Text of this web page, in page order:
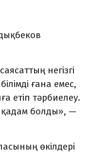
негізгі
ғана емес,
етіп тәрбиелеу.
қадам болды», —
өкілдері